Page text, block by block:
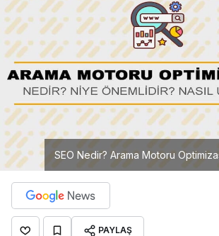
SEO Nedir? Arama Motoru
PAYLAŞ